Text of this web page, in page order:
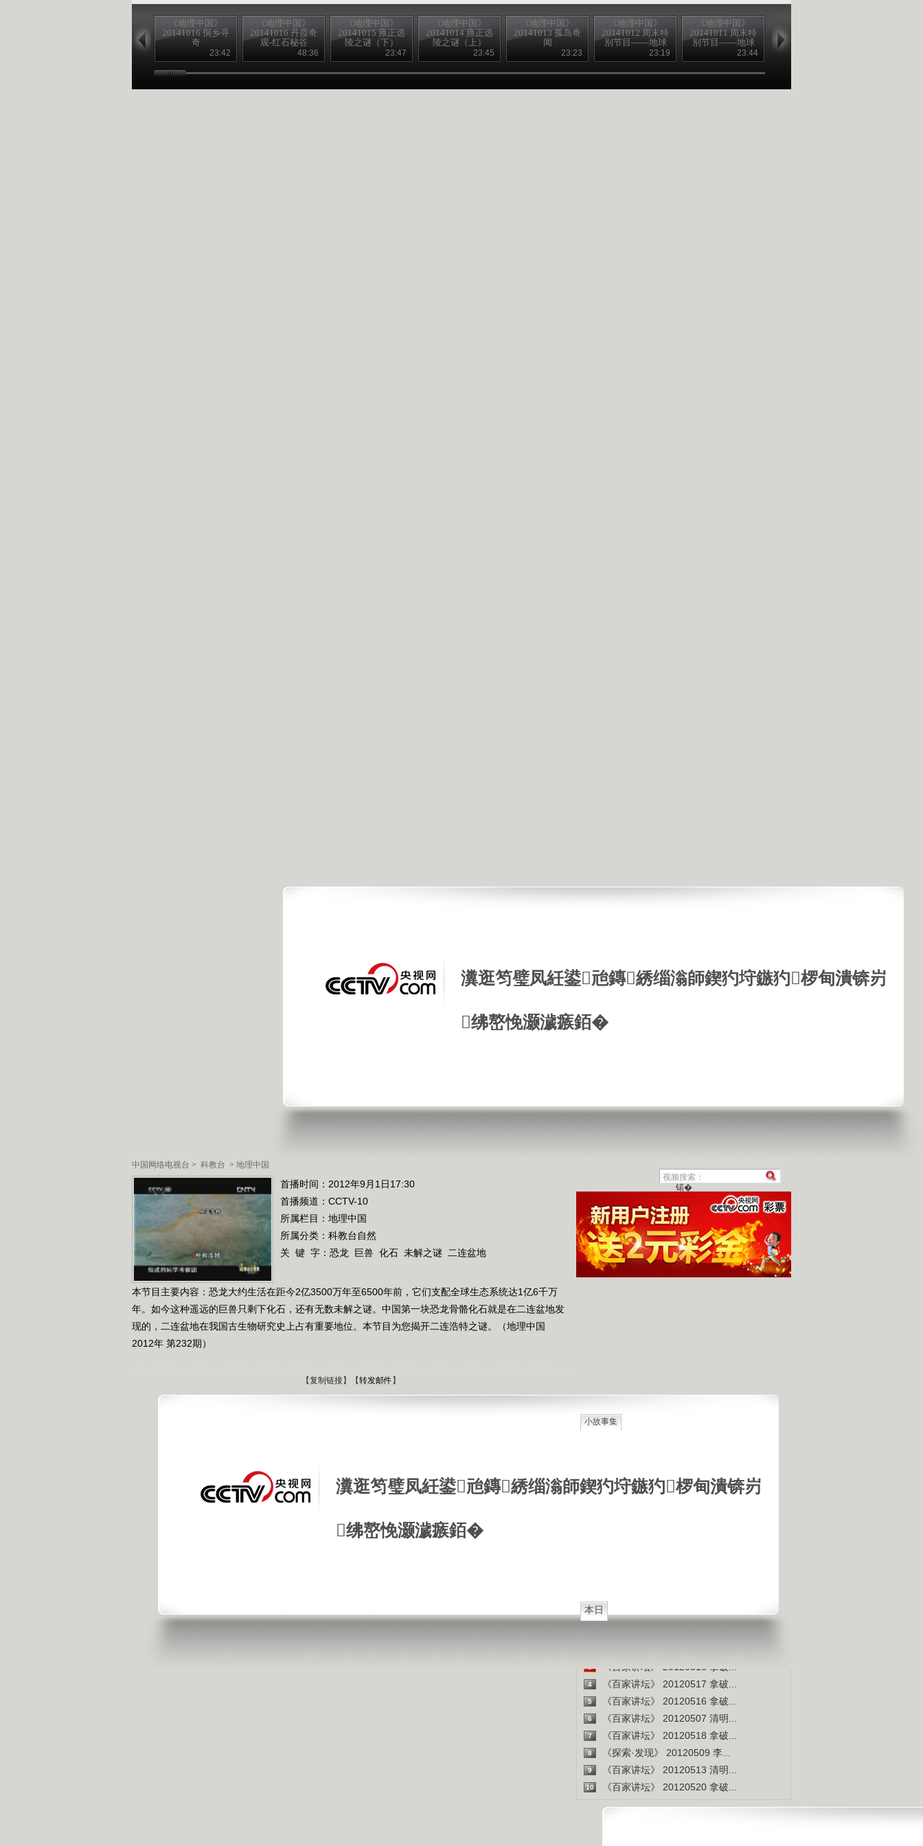
瀵逛笉璧凤紝鍙兘鏄綉缁滃師鍥犳垨鏃犳椤甸潰锛岃
绋嶅悗灏濊瘯銆�
中国网络电视台 > 科教台 > 地理中国
《地理中国》
20141016 侗乡寻
奇
23:42
《地理中国》
20141016 丹霞奇
观-红石秘谷
48:36
《地理中国》
20141015 雍正选
陵之谜（下）
23:47
《地理中国》
20141014 雍正选
陵之谜（上）
23:45
《地理中国》
20141013 孤岛奇
闻
23:23
《地理中国》
20141012 周末特
别节目——地球
档案-僰王山里的
秘密
23:19
《地理中国》
20141011 周末特
别节目——地球
档案-禁地密码
23:44
踪“龙鱼”（下）
首播时间：2012年9月1日17:30
首播频道： CCTV-10
所属栏目： 地理中国
所属分类：科教台自然
关 键 字： 恐龙 巨兽 化石 未解之谜 二连盆地
本节目主要内容：恐龙大约生活在距今2亿3500万年至6500年前，它们支配全球生态系统达1亿6千万
年。如今这种遥远的巨兽只剩下化石，还有无数未解之谜。中国第一块恐龙骨骼化石就是在二连盆地发
现的，二连盆地在我国古生物研究史上占有重要地位。本节目为您揭开二连浩特之谜。（地理中国
2012年 第232期）
【复制链接】【转发邮件 】
瀵逛笉璧凤紝鍙兘鏄綉缁滃師鍥犳垨鏃犳椤甸潰锛岃
绋嶅悗灏濊瘯銆�
锘�
小故事集
接触到18号机库最高机密的打字员
本日
《百家讲坛》 20120515 拿破...
4 《百家讲坛》 20120517 拿破...
5 《百家讲坛》 20120516 拿破...
6 《百家讲坛》 20120507 清明...
7 《百家讲坛》 20120518 拿破...
8 《探索·发现》 20120509 李...
9 《百家讲坛》 20120513 清明...
10 《百家讲坛》 20120520 拿破...